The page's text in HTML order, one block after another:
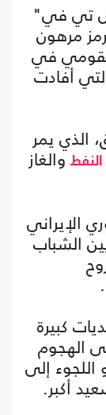
تي في"
مرهون
في
أفادت
الذي يمر
النفط والغاز
الإيراني
الشباب
كبيرة
الهجوم
اللجوء إلى
أكبر.